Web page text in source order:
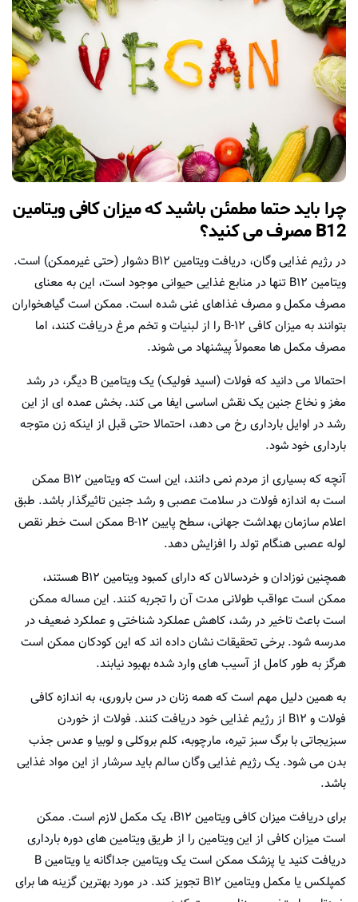
چرا باید حتما مطمئن باشید که میزان کافی ویتامین
B12 مصرف می کنید؟
در رژیم غذایی وگان، دریافت ویتامین B12 دشوار (حتی غیرممکن) است.
ویتامین B12 تنها در منابع غذایی حیوانی موجود است، این به معنای
مصرف مکمل و مصرف غذاهای غنی شده است. ممکن است گیاهخواران
بتوانند به میزان کافی B-12 را از لبنیات و تخم مرغ دریافت کنند، اما
مصرف مکمل ها معمولاً پیشنهاد می شوند.
احتمالا می دانید که فولات (اسید فولیک) یک ویتامین B دیگر، در رشد
مغز و نخاع جنین یک نقش اساسی ایفا می کند. بخش عمده ای از این
رشد در اوایل بارداری رخ می دهد، احتمالا حتی قبل از اینکه زن متوجه
بارداری خود شود.
آنچه که بسیاری از مردم نمی دانند، این است که ویتامین B12 ممکن
است به اندازه فولات در سلامت عصبی و رشد جنین تاثیرگذار باشد. طبق
اعلام سازمان بهداشت جهانی، سطح پایین B-12 ممکن است خطر نقص
لوله عصبی هنگام تولد را افزایش دهد.
همچنین نوزادان و خردسالان که دارای کمبود ویتامین B12 هستند،
ممکن است عواقب طولانی مدت آن را تجربه کنند. این مساله ممکن
است باعث تاخیر در رشد، کاهش عملکرد شناختی و عملکرد ضعیف در
مدرسه شود. برخی تحقیقات نشان داده اند که این کودکان ممکن است
هرگز به طور کامل از آسیب های وارد شده بهبود نیابند.
به همین دلیل مهم است که همه زنان در سن باروری، به اندازه کافی
فولات و B12 از رژیم غذایی خود دریافت کنند. فولات از خوردن
سبزیجاتی با برگ سبز تیره، مارچوبه، کلم بروکلی و لوبیا و عدس جذب
بدن می شود. یک رژیم غذایی وگان سالم باید سرشار از این مواد غذایی
باشد.
برای دریافت میزان کافی ویتامین B12، یک مکمل لازم است. ممکن
است میزان کافی از این ویتامین را از طریق ویتامین های دوره بارداری
دریافت کنید یا پزشک ممکن است یک ویتامین جداگانه یا ویتامین B
کمپلکس یا مکمل ویتامین B12 تجویز کند. در مورد بهترین گزینه ها برای